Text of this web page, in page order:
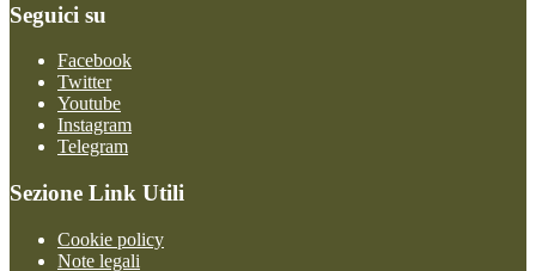
Seguici su
Facebook
Twitter
Youtube
Instagram
Telegram
Sezione Link Utili
Cookie policy
Note legali